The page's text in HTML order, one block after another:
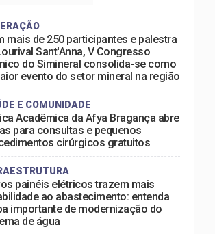
mais de 250 participantes e palestra
Sant'Anna, V Congresso
do Simineral consolida-se como
evento do setor mineral na região
E COMUNIDADE
Acadêmica da Afya Bragança abre
para consultas e pequenos
cirúrgicos gratuitos
painéis elétricos trazem mais
ao abastecimento: entenda
importante de modernização do
de água